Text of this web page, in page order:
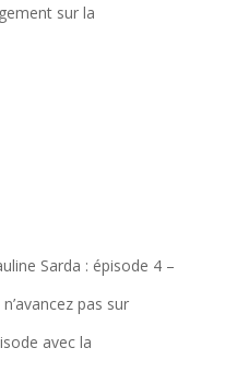
sur la
Sarda : épisode 4 –
pas sur
avec la